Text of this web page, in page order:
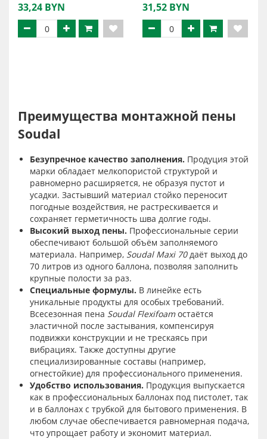
33,24 BYN
31,52 BYN
Преимущества монтажной пены
Soudal
Безупречное качество заполнения. Продуция этой
марки обладает мелкопористой структурой и
равномерно расширяется, не образуя пустот и
усадки. Застывший материал стойко переносит
погодные воздействия, не растрескивается и
сохраняет герметичность шва долгие годы.
Высокий выход пены. Профессиональные серии
обеспечивают большой объём заполняемого
материала. Например, Soudal Maxi 70даёт выход до
70 литров из одного баллона, позволяя заполнить
крупные полости за раз.
Специальные формулы. В линейке есть
уникальные продукты для особых требований.
Всесезонная пена Soudal Flexifoamостаётся
эластичной после застывания, компенсируя
подвижки конструкции и не трескаясь при
вибрациях. Также доступны другие
специализированные составы (например,
огнестойкие) для профессионального применения.
Удобство использования. Продукция выпускается
как в профессиональных баллонах под пистолет, так
и в баллонах с трубкой для бытового применения. В
любом случае обеспечивается равномерная подача,
что упрощает работу и экономит материал.